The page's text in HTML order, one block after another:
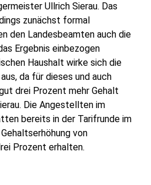
Ullrich Sierau. Das
zunächst formal
den Landesbeamten auch die
Ergebnis einbezogen
Haushalt wirke sich die
da für dieses und auch
drei Prozent mehr Gehalt
Die Angestellten im
bereits in der Tarifrunde im
von
Prozent erhalten.